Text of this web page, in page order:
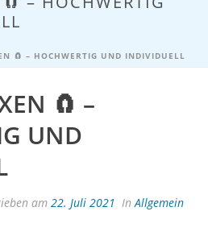
🧲 – HOCHWERTIG UND INDIVIDUELL
🧲 –
UND
am 22. Juli 2021 InAllgemein